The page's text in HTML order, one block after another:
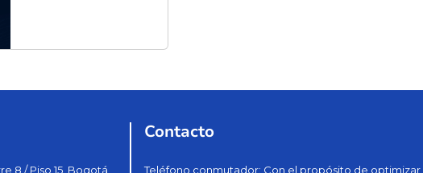
8 / Piso 15, Bogotá
Contacto
Teléfono conmutador: Con el propósito de